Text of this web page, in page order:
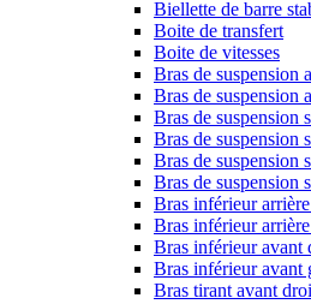
Biellette de barre
Boite de transfert
Boite de vitesses
Bras de suspension
Bras de suspension
Bras de suspension
Bras de suspension
Bras de suspension
Bras de suspension
Bras inférieur
Bras inférieur
Bras inférieur avant
Bras inférieur avant
Bras tirant avant